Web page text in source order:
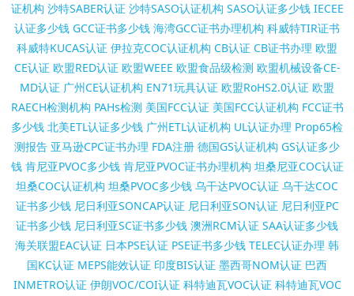
证机构 沙特SABER认证 沙特SASO认证机构 SASO认证多少钱 IECEE
认证多少钱 GCC证书多少钱 海湾GCC证书办理机构 科威特TIR证书
科威特KUCAS认证 伊拉克COC认证机构 CB认证 CB证书办理 欧盟
CE认证 欧盟RED认证 欧盟WEEE 欧盟食品级检测 欧盟机械设备CE-
MD认证 广州CE认证机构 EN71玩具认证 欧盟RoHS2.0认证 欧盟
RAECH检测机构 PAHs检测 美国FCC认证 美国FCC认证机构 FCC证书
多少钱 北美ETL认证多少钱 广州ETL认证机构 UL认证办理 Prop65检
测报告 亚马逊CPC证书办理 FDA注册 德国GS认证机构 GS认证多少
钱 肯尼亚PVOC多少钱 肯尼亚PVOC证书办理机构 坦桑尼亚COC认证
坦桑COC认证机构 坦桑PVOC多少钱 乌干达PVOC认证 乌干达COC
证书多少钱 尼日利亚SONCAP认证 尼日利亚SON认证 尼日利亚PC
证书多少钱 尼日利亚SC证书多少钱 澳洲RCM认证 SAA认证多少钱
海关联盟EAC认证 日本PSE认证 PSE证书多少钱 TELEC认证办理 韩
国KC认证 MEPS能效认证 印度BIS认证 墨西哥NOM认证 巴西
INMETRO认证 伊朗VOC/COI认证 科特迪瓦VOC认证 科特迪瓦VOC